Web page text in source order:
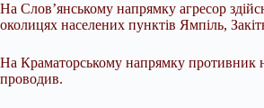
На Слов’янському напрямку агресор
околицях населених пунктів Ямпіль,
На Краматорському напрямку противник
проводив.